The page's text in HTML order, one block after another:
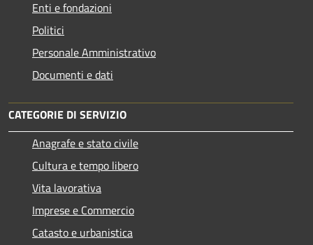
Enti e fondazioni
Politici
Personale Amministrativo
Documenti e dati
CATEGORIE DI SERVIZIO
Anagrafe e stato civile
Cultura e tempo libero
Vita lavorativa
Imprese e Commercio
Catasto e urbanistica